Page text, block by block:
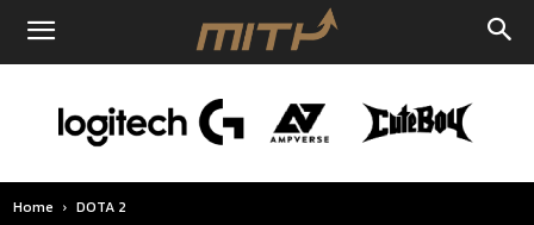
Home DOTA 2